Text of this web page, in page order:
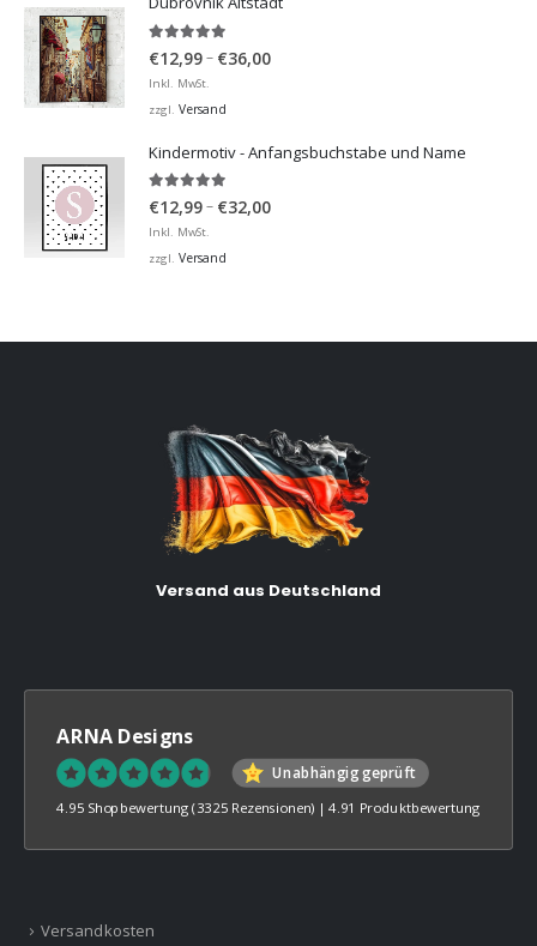
5.00von 5
€12,99– €36,00Preisspanne:
Inkl. MwSt.
zzgl. Versand
Kindermotiv - Anfangsbuchstabe und Name
5.00von 5
€12,99– €32,00Preisspanne:
Inkl. MwSt.
zzgl. Versand
Versand aus Deutschland
ARNA Designs
Unabhängig geprüft
4.95 Shopbewertung (3325 Rezensionen) |4.91 Produktbewertung
Versandkosten